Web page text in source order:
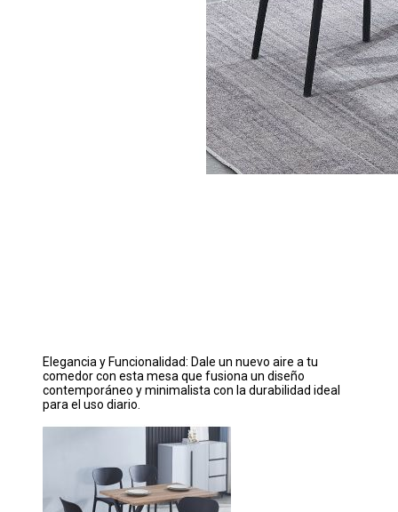
Elegancia y Funcionalidad: Dale un nuevo aire a tu
comedor con esta mesa que fusiona un diseño
contemporáneo y minimalista con la durabilidad ideal
para el uso diario.